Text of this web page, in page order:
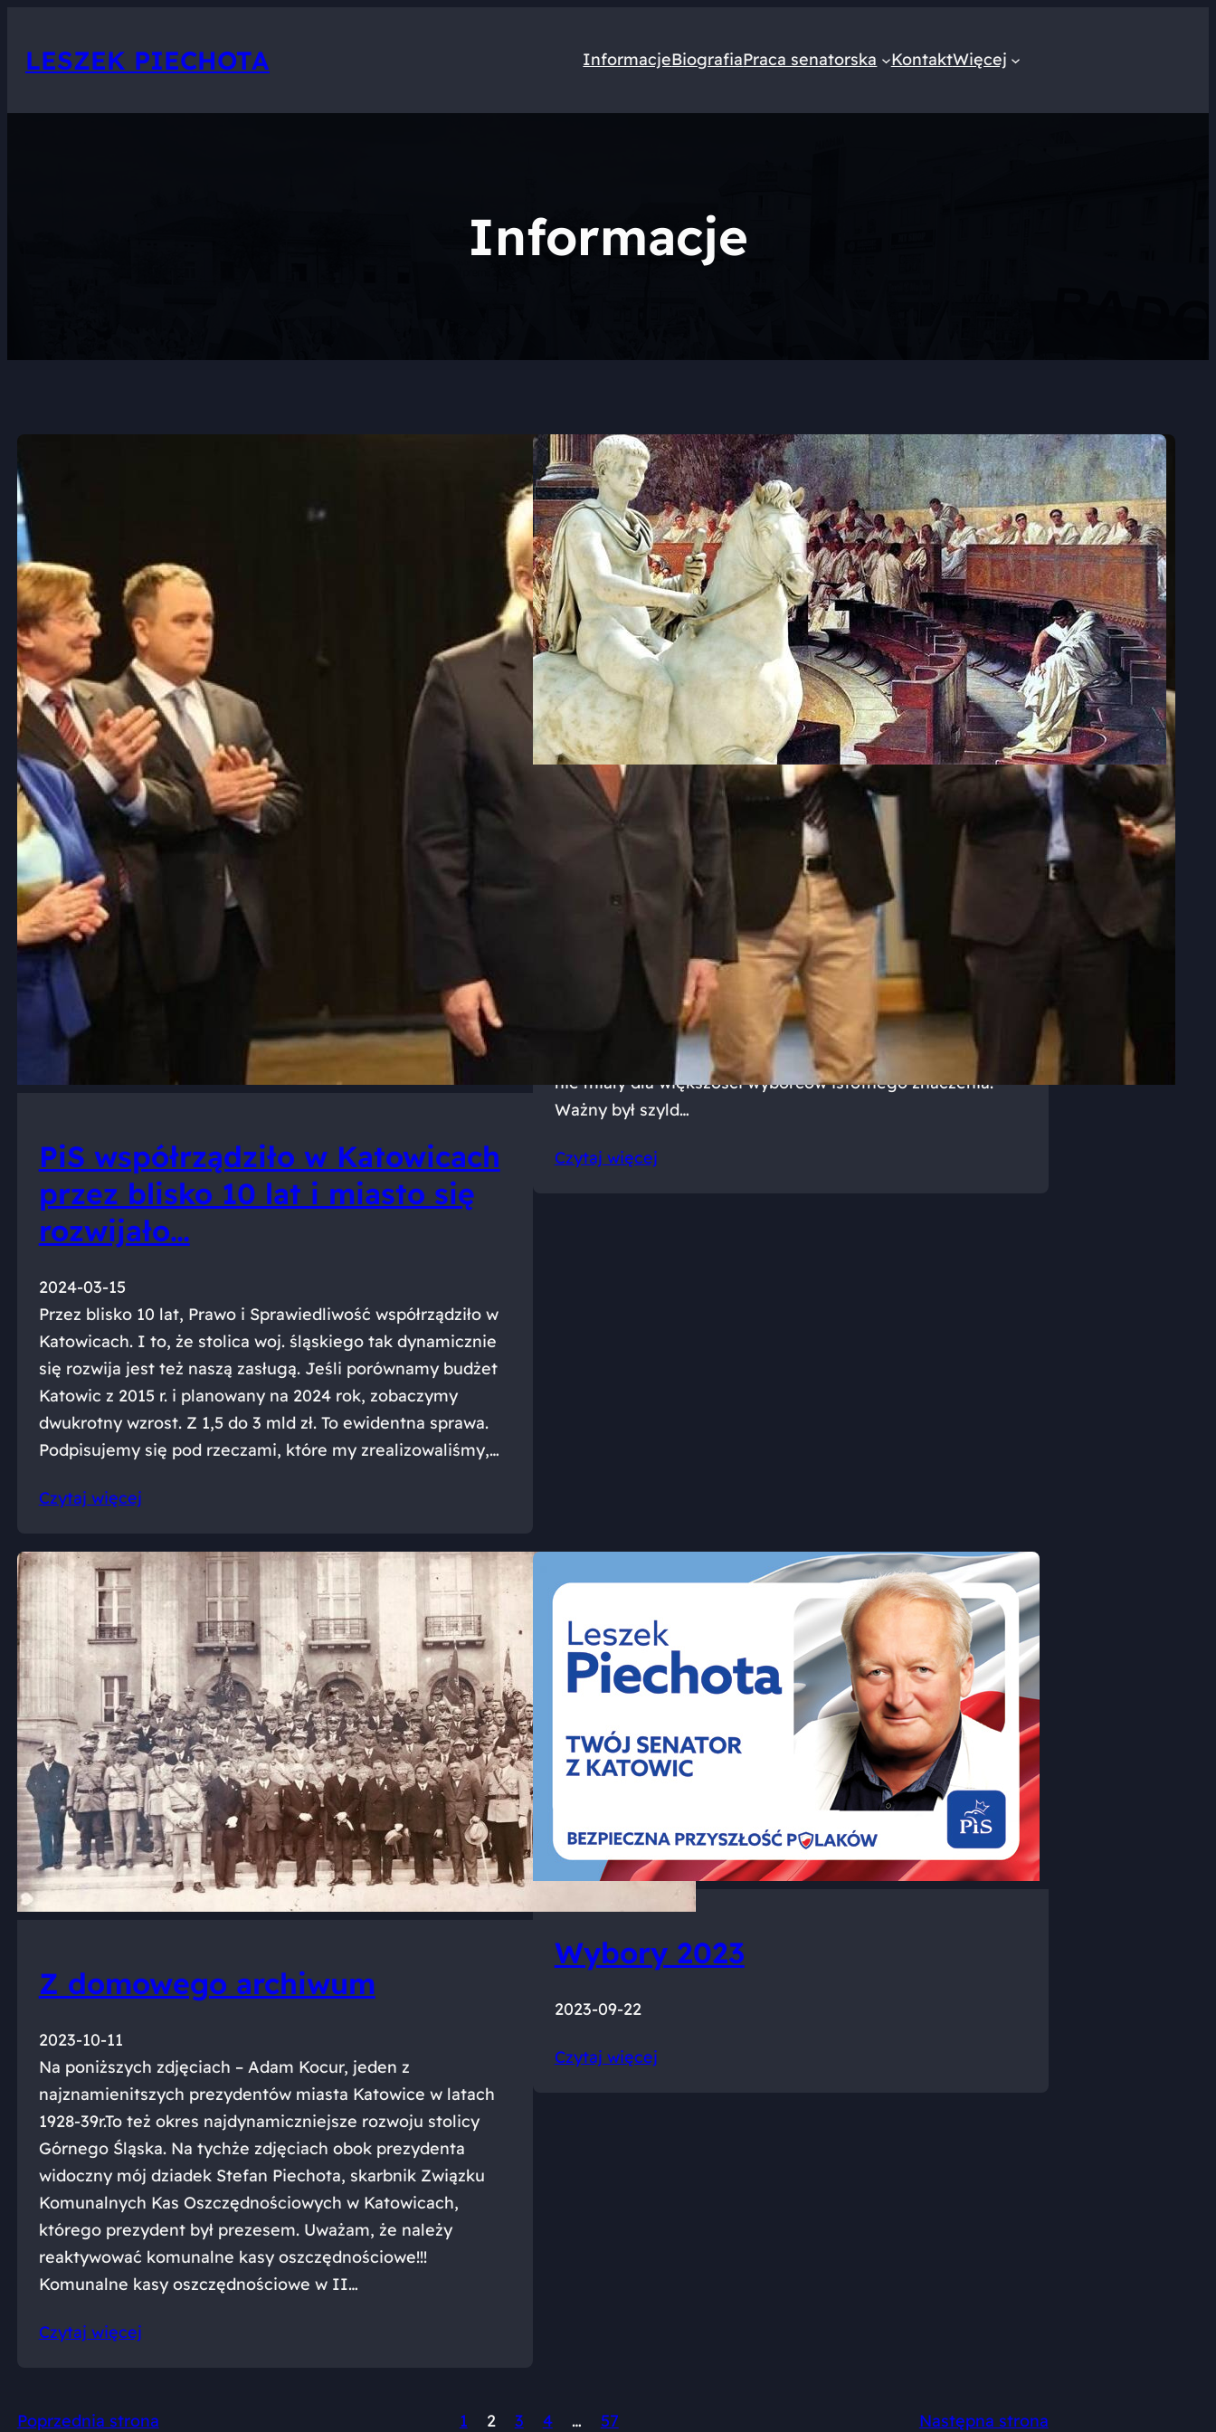
treści
LESZEK PIECHOTA InformacjeBiografiaPraca senatorska KontaktWięcej
Informacje
PiS współrządziło w Katowicach
przez blisko 10 lat i miasto się
rozwijało…
2024-03-15
Przez blisko 10 lat, Prawo i Sprawiedliwość współrządziło w
Katowicach. I to, że stolica woj. śląskiego tak dynamicznie
się rozwija jest też naszą zasługą. Jeśli porównamy budżet
Katowic z 2015 r. i planowany na 2024 rok, zobaczymy
dwukrotny wzrost. Z 1,5 do 3 mld zł. To ewidentna sprawa.
Podpisujemy się pod rzeczami, które my zrealizowaliśmy,…
Czytaj więcej
Szanowni mieszkańcy Katowic!
2023-10-18
Znamy już oficjalne wyniki do Senatu w naszym okręgu, w
którym poparło mnie ponad 45 tys. osób! Niestety
otrzymana liczba głosów nie pozwoliła na objęcie mandatu.
Mam pełną świadomość tego, że wybory te miały od
początku charakter plebiscytu: PIS/anty-PIS. Wiedza,
doświadczenie czy dotychczasowe dokonania kandydata
nie miały dla większości wyborców istotnego znaczenia.
Ważny był szyld…
Czytaj więcej
Z domowego archiwum
2023-10-11
Na poniższych zdjęciach – Adam Kocur, jeden z
najznamienitszych prezydentów miasta Katowice w latach
1928-39r.To też okres najdynamiczniejsze rozwoju stolicy
Górnego Śląska. Na tychże zdjęciach obok prezydenta
widoczny mój dziadek Stefan Piechota, skarbnik Związku
Komunalnych Kas Oszczędnościowych w Katowicach,
którego prezydent był prezesem. Uważam, że należy
reaktywować komunalne kasy oszczędnościowe!!!
Komunalne kasy oszczędnościowe w II…
Czytaj więcej
Wybory 2023
2023-09-22
Czytaj więcej
Poprzednia strona 1 2 3 4 … 57 Następna strona